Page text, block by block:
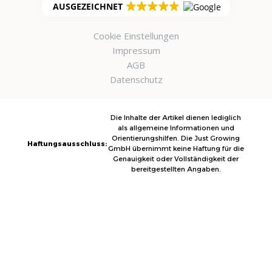
AUSGEZEICHNET
Cookie Einstellungen
Impressum
AGB
Datenschutz
Haftungsausschluss:
Die Inhalte der Artikel dienen lediglich
als allgemeine Informationen und
Orientierungshilfen. Die Just Growing
GmbH übernimmt keine Haftung für die
Genauigkeit oder Vollständigkeit der
bereitgestellten Angaben.